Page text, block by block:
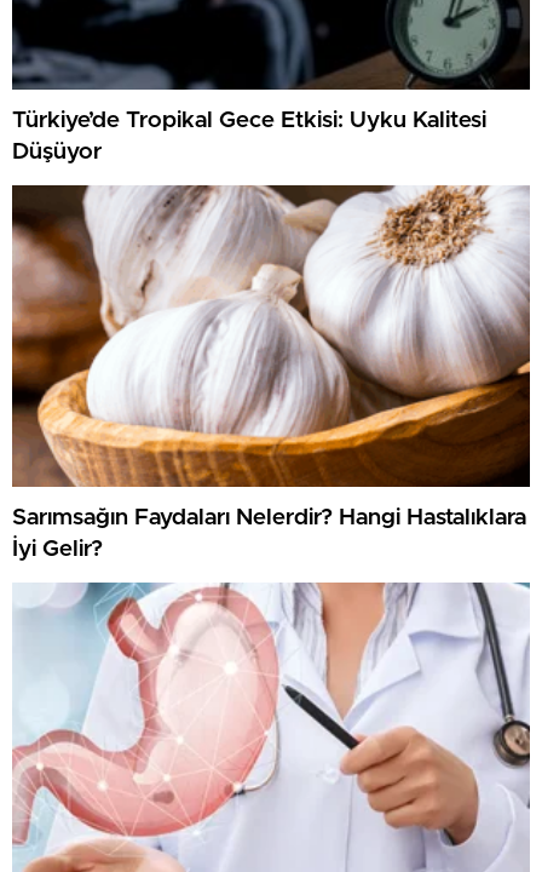
Türkiye’de Tropikal Gece Etkisi: Uyku Kalitesi
Düşüyor
Sarımsağın Faydaları Nelerdir? Hangi Hastalıklara
İyi Gelir?